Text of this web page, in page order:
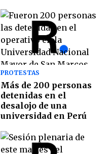
PROTESTAS
Más de 200 personas
detenidas en el
desalojo de una
universidad en Perú